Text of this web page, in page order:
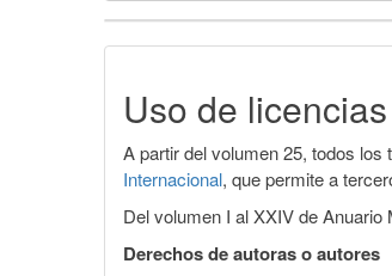
Detalles
artículo
Uso de
A partir del volumen 25, todos los
Internacional, que permite a
Del volumen I al XXIV de
Derechos de autoras o autores